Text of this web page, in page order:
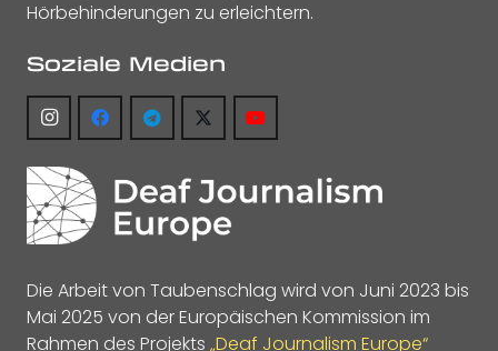
Hörbehinderungen zu erleichtern.
Soziale Medien
Die Arbeit von Taubenschlag wird von Juni 2023 bis
Mai 2025 von der Europäischen Kommission im
Rahmen des Projekts „Deaf Journalism Europe“